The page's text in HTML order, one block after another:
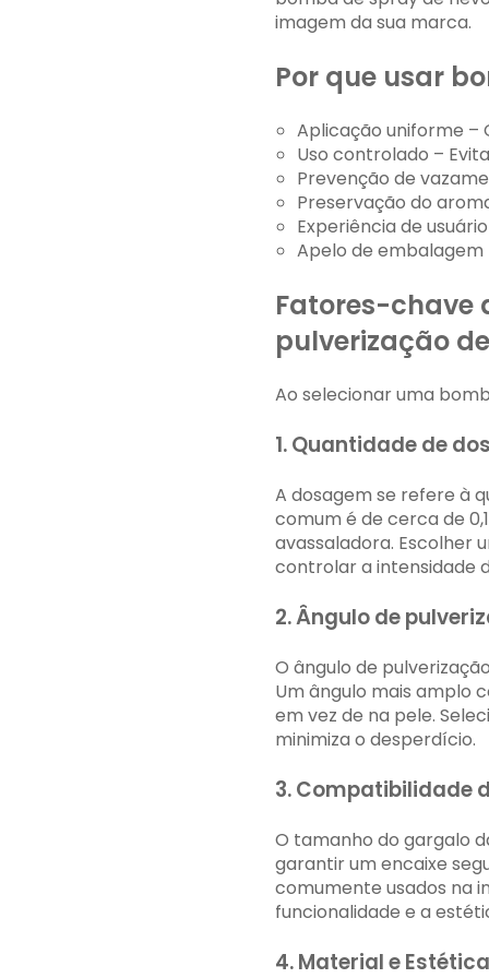
imagem da sua marca.
Por que usar
Aplicação uniforme –
Uso controlado –
Prevenção de
Preservação do
Experiência de
Apelo de embalagem
Fatores-chave
pulverização
Ao selecionar uma
1. Quantidade de
A dosagem se refere à
comum é de cerca de
avassaladora. Escolher
controlar a intensidade
2. Ângulo de
O ângulo de
Um ângulo mais amplo
em vez de na pele.
minimiza o desperdício.
3. Compatibilidade
O tamanho do gargalo
garantir um encaixe
comumente usados ​​na
funcionalidade e a
4. Material e Estética